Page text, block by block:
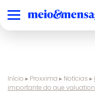
Início ▸ Proxxima ▸ Notícias ▸
importante do que